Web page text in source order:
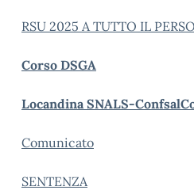
RSU 2025 A TUTTO IL
Corso DSGA
Locandina SNALS-
Comunicato
SENTENZA